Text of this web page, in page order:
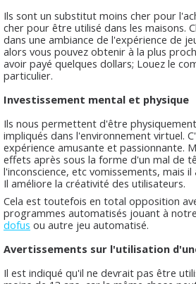
Ils sont un substitut moins cher pour
cher pour être utilisé dans les maisons.
dans une ambiance de l'expérience de
alors vous pouvez obtenir à la plus
avoir payé quelques dollars; Louez le
particulier.
Investissement mental et physique
Ils nous permettent d'être
impliqués dans l'environnement virtuel.
expérience amusante et passionnante.
effets après sous la forme d'un mal de
l'inconscience, etc vomissements, mais
Il améliore la créativité des utilisateurs.
Cela est toutefois en total opposition
programmes automatisés jouant à
dofus ou autre jeu automatisé.
Avertissements sur l'utilisation
Il est indiqué qu'il ne devrait pas être